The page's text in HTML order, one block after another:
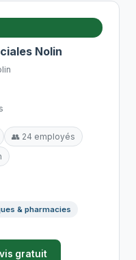
Nolin
👥 24 employés
& pharmacies
gratuit